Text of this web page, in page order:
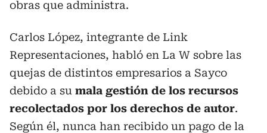
obras que administra.
Carlos López, integrante de Link
Representaciones, habló en La W sobre las
quejas de distintos empresarios a Sayco
debido a su mala gestión de los recursos
recolectados por los derechos de autor.
Según él, nunca han recibido un pago de la